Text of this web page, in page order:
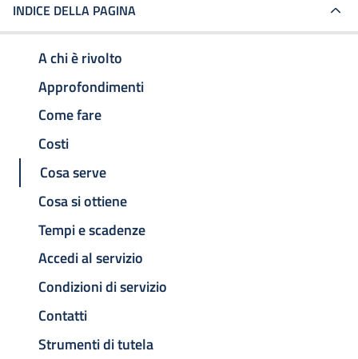
INDICE DELLA PAGINA
A chi è rivolto
Approfondimenti
Come fare
Costi
Cosa serve
Cosa si ottiene
Tempi e scadenze
Accedi al servizio
Condizioni di servizio
Contatti
Strumenti di tutela